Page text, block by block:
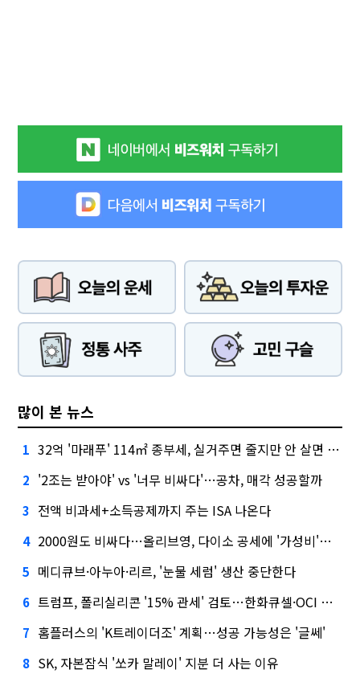
많이 본 뉴스
1 32억 '마래푸' 114㎡ 종부세, 실거주면 줄지만 안 살면 2.5배
2 '2조는 받아야' vs '너무 비싸다'…공차, 매각 성공할까
3 전액 비과세+소득공제까지 주는 ISA 나온다
4 2000원도 비싸다…올리브영, 다이소 공세에 '가성비'로 맞불
5 메디큐브·아누아·리르, '눈물 세럼' 생산 중단한다
6 트럼프, 폴리실리콘 '15% 관세' 검토…한화큐셀·OCI 영향은?
7 홈플러스의 'K트레이더조' 계획…성공 가능성은 '글쎄'
8 SK, 자본잠식 '쏘카 말레이' 지분 더 사는 이유